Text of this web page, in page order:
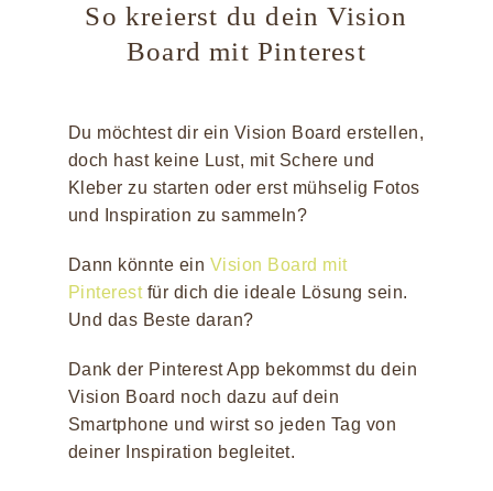
So kreierst du dein Vision
Board mit Pinterest
Du möchtest dir ein Vision Board erstellen,
doch hast keine Lust, mit Schere und
Kleber zu starten oder erst mühselig Fotos
und Inspiration zu sammeln?
Dann könnte ein Vision Board mit
Pinterestfür dich die ideale Lösung sein.
Und das Beste daran?
Dank der Pinterest App bekommst du dein
Vision Board noch dazu auf dein
Smartphone und wirst so jeden Tag von
deiner Inspiration begleitet.